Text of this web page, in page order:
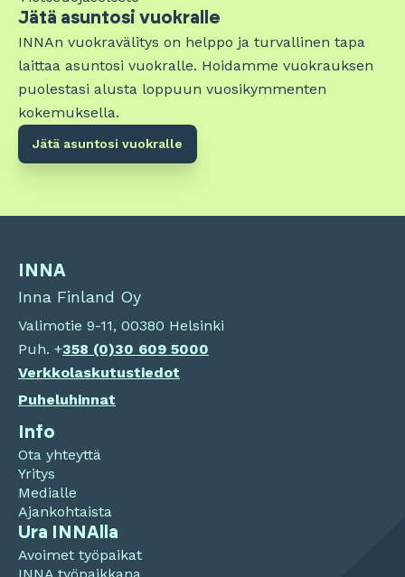
Jätä asuntosi vuokralle
INNAn vuokravälitys on helppo ja turvallinen tapa
laittaa asuntosi vuokralle. Hoidamme vuokrauksen
puolestasi alusta loppuun vuosikymmenten
kokemuksella.
Jätä asuntosi vuokralle
INNA
Inna Finland Oy
Valimotie 9-11, 00380 Helsinki
Puh. +358 (0)30 609 5000
Verkkolaskutustiedot
Puheluhinnat
Info
Ota yhteyttä
Yritys
Medialle
Ajankohtaista
Ura INNAlla
Avoimet työpaikat
INNA työpaikkana